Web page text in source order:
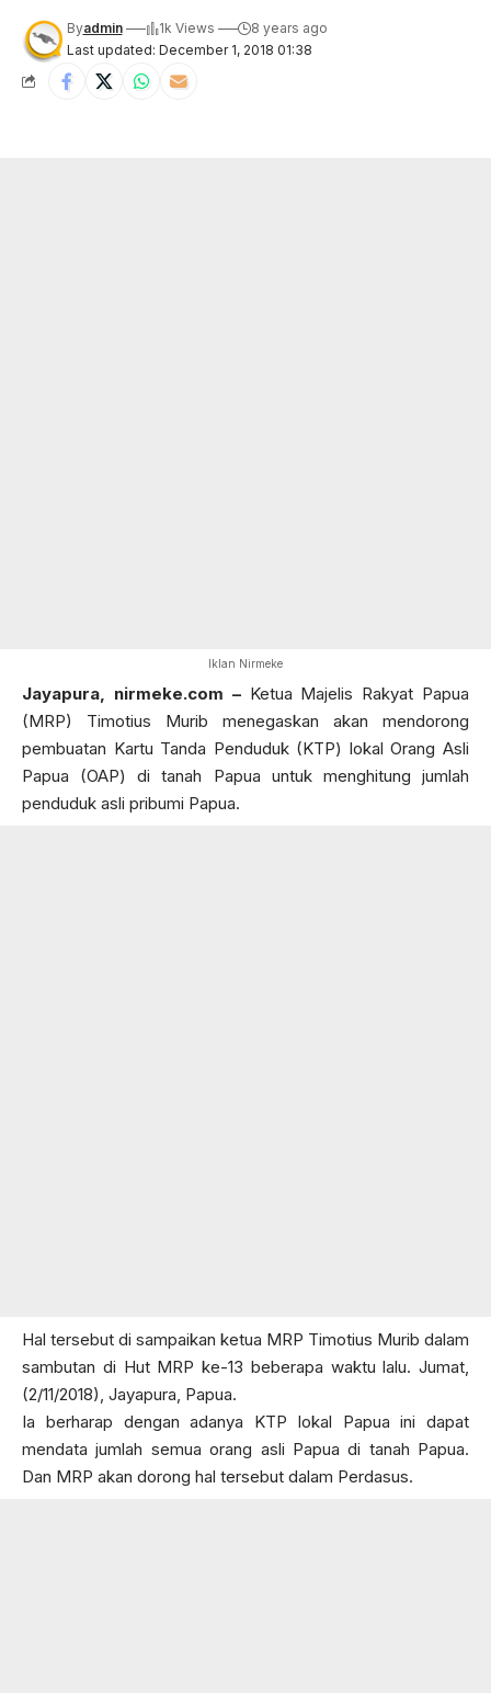
Last updated: December 1, 2018 01:38
Byadmin 1k Views 8 years ago
Iklan Nirmeke
Jayapura, nirmeke.com –Ketua Majelis Rakyat Papua
(MRP) Timotius Murib menegaskan akan mendorong
pembuatan Kartu Tanda Penduduk (KTP) lokal Orang Asli
Papua (OAP) di tanah Papua untuk menghitung jumlah
penduduk asli pribumi Papua.
Hal tersebut di sampaikan ketua MRP Timotius Murib dalam
sambutan di Hut MRP ke-13 beberapa waktu lalu. Jumat,
(2/11/2018), Jayapura, Papua.
Ia berharap dengan adanya KTP lokal Papua ini dapat
mendata jumlah semua orang asli Papua di tanah Papua.
Dan MRP akan dorong hal tersebut dalam Perdasus.